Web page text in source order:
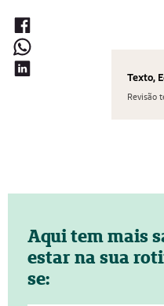
Texto,
Revisão
Aqui tem mais
estar na sua
se: